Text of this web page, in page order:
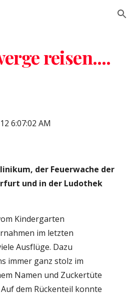
Skip to navigation
reisen....
6:07:02 AM
der Feuerwache der
und in der Ludothek
Kindergarten
im letzten
Ausflüge. Dazu
immer ganz stolz im
Namen und Zuckertüte
dem Rückenteil konnte